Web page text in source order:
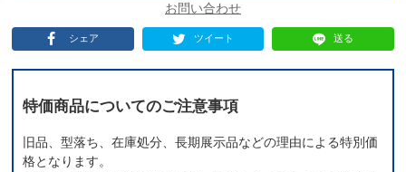
シェア ツイート 送る
特価商品についてのご注意事項
旧品、型落ち、在庫処分、長期展示品などの理由による特別価
格となります。